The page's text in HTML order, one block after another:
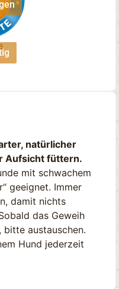
natürlicher
Aufsicht füttern.
mit schwachem
geeignet. Immer
damit nichts
das Geweih
austauschen.
Hund jederzeit